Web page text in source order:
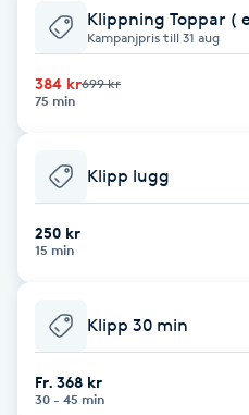
Bröllopsuppsättning
Celluliter
Coachning
Color correction
Cryoterapi
Damklippning
Klippning Toppar (
Kampanjpris till 31 aug
384 kr699 kr
75 min
Klipp lugg
250 kr
15 min
Klipp 30 min
Fr. 368 kr
30 - 45 min